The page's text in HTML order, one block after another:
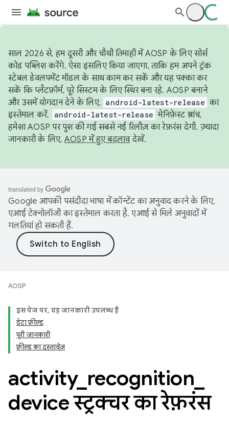
साल 2026 से, हम दूसरी और चौथी तिमाही में AOSP के लिए सोर्स
कोड पब्लिश करेंगे. ऐसा इसलिए किया जाएगा, ताकि हम अपने ट्रंक
स्टेबल डेवलपमेंट मॉडल के साथ काम कर सकें और यह पक्का कर
सकें कि प्लैटफ़ॉर्म, पूरे सिस्टम के लिए स्थिर बना रहे. AOSP बनाने
और उसमें योगदान देने के लिए, android-latest-release का
इस्तेमाल करें.
android-latest-release मेनिफ़ेस्ट ब्रांच,
हमेशा AOSP पर पुश की गई सबसे नई रिलीज़ का रेफ़रंस देगी. ज़्यादा
जानकारी के लिए, AOSP में हुए बदलावदेखें.
Google आपकी पसंदीदा भाषा में कॉन्टेंट का अनुवाद करने के लिए,
एआई टेक्नोलॉजी का इस्तेमाल करता है. एआई से मिले अनुवादों में
गलतियां हो सकती हैं.
AOSP
इस पेज पर, यह जानकारी उपलब्ध है
डेटा फ़ील्ड
पूरी जानकारी
फ़ील्ड का दस्तावेज़
activity_ recognition
device स्ट्रक्चर का रेफ़रंस